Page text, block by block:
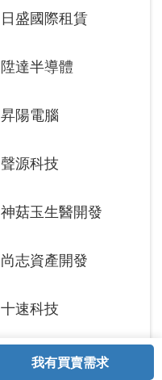
與我聯繫 會員中心
日盛國際租賃
陞達半導體
昇陽電腦
聲源科技
神菇玉生醫開發
尚志資產開發
十速科技
生耀光電
我有買賣需求